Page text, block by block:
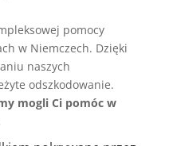
pomocy
w Niemczech. Dzięki
naszych
odszkodowanie.
mogli Ci pomóc w